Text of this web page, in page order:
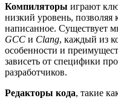
Компиляторы играют
низкий уровень,
написанное. Существует
GCC и Clang, каждый из
особенности и
зависеть от специфики
разработчиков.
Редакторы кода, такие